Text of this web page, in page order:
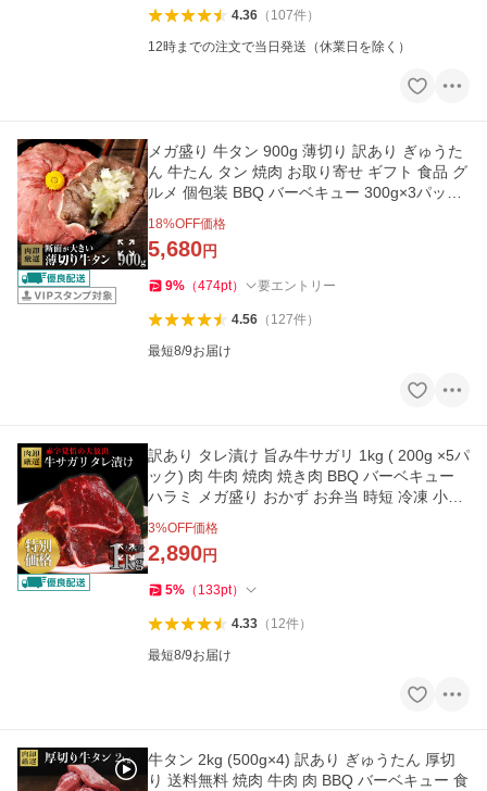
4.36（ 107件）
12時までの注文で当日発送（休業日を除く）
メガ盛り 牛タン 900g 薄切り 訳あり ぎゅうた
ん 牛たん タン 焼肉 お取り寄せ ギフト 食品 グ
ルメ 個包装 BBQ バーベキュー 300g×3パック
18%OFF価格
5,680円
9% （474pt） 要エントリー
4.56（ 127件）
最短8/9お届け
訳あり タレ漬け 旨み牛サガリ 1kg ( 200g ×5パ
ック) 肉 牛肉 焼肉 焼き肉 BBQ バーベキュー
ハラミ メガ盛り おかず お弁当 時短 冷凍 小分
3%OFF価格
2,890円
5% （ 133pt）
4.33（ 12件）
最短8/9お届け
牛タン 2kg (500g×4) 訳あり ぎゅうたん 厚切
り 送料無料 焼肉 牛肉 肉 BBQ バーベキュー 食